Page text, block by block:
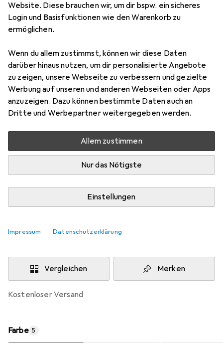
Website. Diese brauchen wir, um dir bspw. ein sicheres
Login und Basisfunktionen wie den Warenkorb zu
ermöglichen.
Wenn du allem zustimmst, können wir diese Daten
darüber hinaus nutzen, um dir personalisierte Angebote
zu zeigen, unsere Webseite zu verbessern und gezielte
Werbung auf unseren und anderen Webseiten oder Apps
anzuzeigen. Dazu können bestimmte Daten auch an
Dritte und Werbepartner weitergegeben werden.
Allem zustimmen
Nur das Nötigste
Einstellungen
Impressum Datenschutzerklärung
Good ConnectionsRJ45 Patchkabel
mitCat.7 Rohkabel und
Rastnasenschutz (RNS®), S/FTP, PiMF,
halogenfrei, 600MHz, OFC
PiMF, S/FTP, CAT7, 50 m
Preis in EUR inkl. MwSt.
EUR
56,81
Mehr von Good
Connections
Zwischen Di, 11.8. und Do, 13.8. geliefert
9 Stück an Lager beim Lieferanten
Vergleichen Merken
kostenloser Versand
Farbe 5